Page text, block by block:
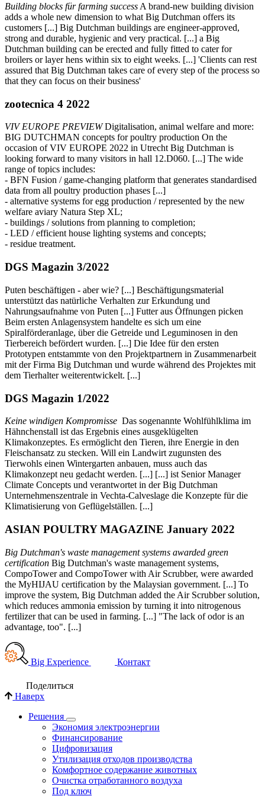
Building blocks für farming success A brand-new building division
adds a whole new dimension to what Big Dutchman offers its
customers [...] Big Dutchman buildings are engineer-approved,
strong and durable, hygienic and very practical. [...] a Big
Dutchman building can be erected and fully fitted to cater for
broilers or layer hens within six to eight weeks. [...] 'Clients can rest
assured that Big Dutchman takes care of every step of the process so
that they can focus on their business'
zootecnica 4 2022
VIV EUROPE PREVIEWDigitalisation, animal welfare and more:
BIG DUTCHMAN concepts for poultry production On the
occasion of VIV EUROPE 2022 in Utrecht Big Dutchman is
looking forward to many visitors in hall 12.D060. [...] The wide
range of topics includes:
- BFN Fusion / game-changing platform that generates standardised
data from all poultry production phases [...]
- alternative systems for egg production / represented by the new
welfare aviary Natura Step XL;
- buildings / solutions from planning to completion;
- LED / efficient house lighting systems and concepts;
- residue treatment.
DGS Magazin 3/2022
Puten beschäftigen - aber wie? [...] Beschäftigungsmaterial
unterstützt das natürliche Verhalten zur Erkundung und
Nahrungsaufnahme von Puten [...] Futter aus Öffnungen picken
Beim ersten Anlagensystem handelte es sich um eine
Spiralförderanlage, über die Getreide und Leguminosen in den
Tierbereich befördert wurden. [...] Die Idee für den ersten
Prototypen entstammte von den Projektpartnern in Zusammenarbeit
mit der Firma Big Dutchman und wurde während des Projektes mit
dem Tierhalter weiterentwickelt. [...]
DGS Magazin 1/2022
Keine windigen Kompromisse Das sogenannte Wohlfühlklima im
Hähnchenstall ist das Ergebnis eines ausgeklügelten
Klimakonzeptes. Es ermöglicht den Tieren, ihre Energie in den
Fleischansatz zu stecken. Will ein Landwirt zugunsten des
Tierwohls einen Wintergarten anbauen, muss auch das
Klimakonzept neu gedacht werden. [...] [...] ist Senior Manager
Climate Concepts und verantwortet in der Big Dutchman
Unternehmenszentrale in Vechta-Calveslage die Konzepte für die
Klimatisierung von Geflügelställen. [...]
ASIAN POULTRY MAGAZINE January 2022
Big Dutchman's waste management systems awarded green
certification Big Dutchman's waste management systems,
CompoTower and CompoTower with Air Scrubber, were awarded
the MyHIJAU certification by the Malaysian government. [...] To
improve the system, Big Dutchman added the Air Scrubber solution,
which reduces ammonia emission by turning it into nitrogenous
fertilizer that can be used in farming. [...] "The lack of odor is an
advantage, too". [...]
Big Experience Контакт
Поделиться
Наверх
Решения
Экономия электроэнергии
Финансирование
Цифровизация
Утилизация отходов производства
Комфортное содержание животных
Очистка отработанного воздуха
Под ключ